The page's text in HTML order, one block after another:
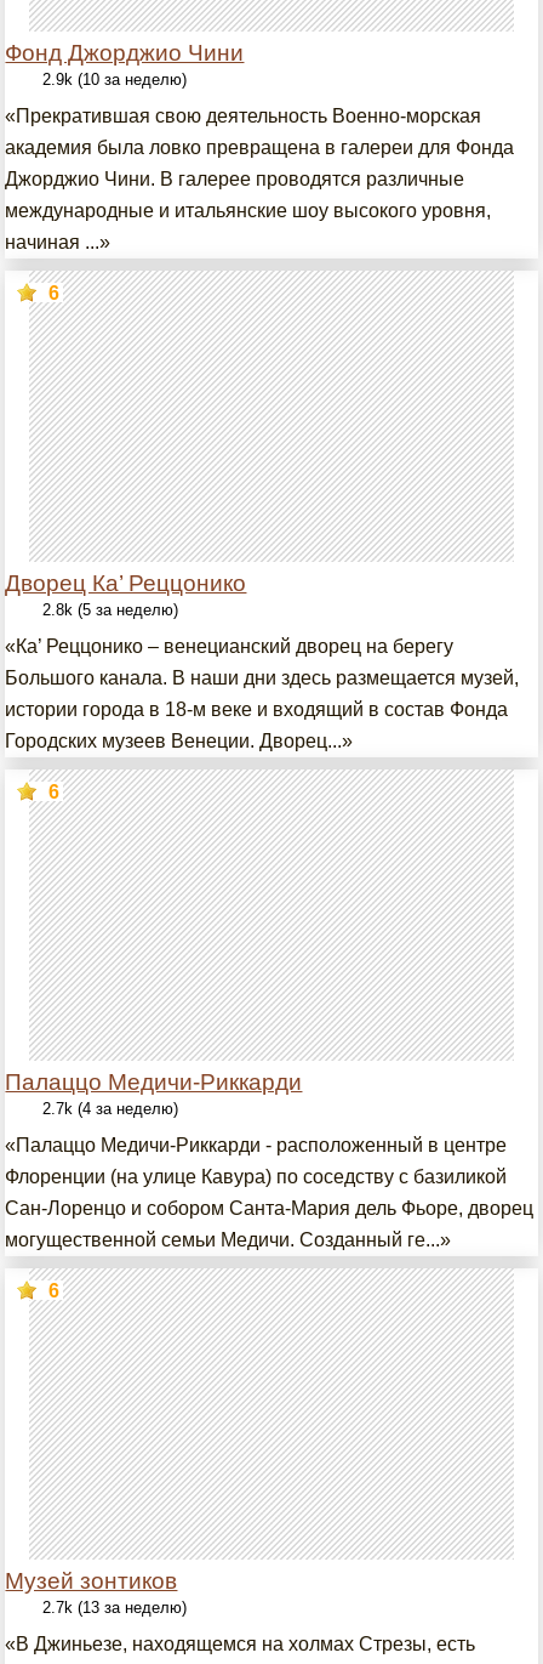
Фонд Джорджио Чини
2.9k (10 за неделю)
«Прекратившая свою деятельность Военно-морская
академия была ловко превращена в галереи для Фонда
Джорджио Чини. В галерее проводятся различные
международные и итальянские шоу высокого уровня,
начиная ...»
Дворец Ка’ Реццонико
6
2.8k (5 за неделю)
«Ка’ Реццонико – венецианский дворец на берегу
Большого канала. В наши дни здесь размещается музей,
истории города в 18-м веке и входящий в состав Фонда
Городских музеев Венеции. Дворец...»
Палаццо Медичи-Риккарди
6
2.7k (4 за неделю)
«Палаццо Медичи-Риккарди - расположенный в центре
Флоренции (на улице Кавура) по соседству с базиликой
Сан-Лоренцо и собором Санта-Мария дель Фьоре, дворец
могущественной семьи Медичи. Созданный ге...»
Музей зонтиков
6
2.7k (13 за неделю)
«В Джиньезе, находящемся на холмах Стрезы, есть